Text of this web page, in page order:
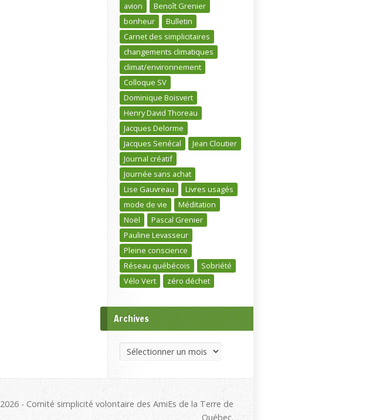
avion
Benoît Grenier
bonheur
Bulletin
Carnet des simplicitaires
changements climatiques
climat/environnement
Colloque SV
Dominique Boisvert
Henry David Thoreau
Jacques Delorme
Jacques Senécal
Jean Cloutier
Journal créatif
Journée sans achat
Lise Gauvreau
Livres usagés
mode de vie
Méditation
Noël
Pascal Grenier
Pauline Levasseur
Pleine conscience
Réseau québécois
Sobriété
Vélo Vert
zéro déchet
Archives
Archives
2026 - Comité simplicité volontaire des AmiEs de la Terre de
Québec.